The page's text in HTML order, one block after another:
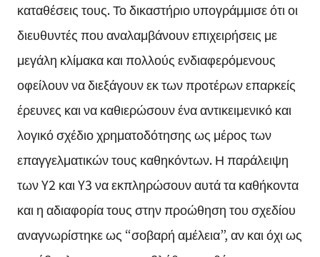
καταθέσεις τους. Το δικαστήριο υπογράμμισε ότι οι
διευθυντές που αναλαμβάνουν επιχειρήσεις με
μεγάλη κλίμακα και πολλούς ενδιαφερόμενους
οφείλουν να διεξάγουν εκ των προτέρων επαρκείς
έρευνες και να καθιερώσουν ένα αντικειμενικό και
λογικό σχέδιο χρηματοδότησης ως μέρος των
επαγγελματικών τους καθηκόντων. Η παράλειψη
των Y2 και Y3 να εκπληρώσουν αυτά τα καθήκοντα
και η αδιαφορία τους στην προώθηση του σχεδίου
αναγνωρίστηκε ως “σοβαρή αμέλεια”, αν και όχι ως